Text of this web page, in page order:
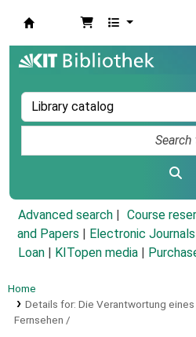
Advanced search Course
and Papers
Electronic Journals
Loan
KITopen media
Home
Details for: Die Verantwortung
Fernsehen /